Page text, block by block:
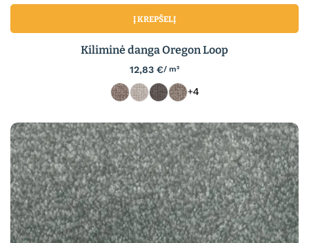
Į KREPŠELĮ
Kiliminė danga Oregon Loop
12,83 €/ m²
+4